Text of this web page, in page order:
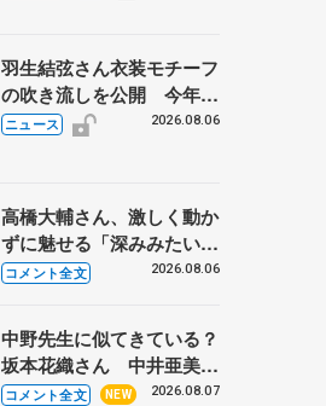
羽生結弦さん衣装モチーフ
の吹き流しを公開 今年は
「春よ、来い」、仙台の瑞
ニュース 2026.08.06
高橋大輔さん、激しく動か
ずに魅せる「深みみたいな
ものは出てきている？」
あい
コメント全文 2026.08.06
中野先生に似てきている？
坂本花織さん 中井亜美は
クリケットのサマーキャン
コメント全文 NEW 2026.08.07